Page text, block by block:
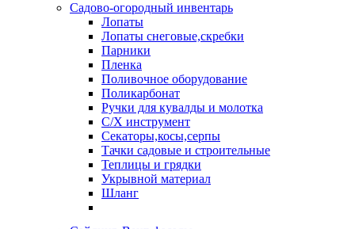
Садово-огородный инвентарь
Лопаты
Лопаты снеговые,скребки
Парники
Пленка
Поливочное оборудование
Поликарбонат
Ручки для кувалды и молотка
С/Х инструмент
Секаторы,косы,серпы
Тачки садовые и строительные
Теплицы и грядки
Укрывной материал
Шланг